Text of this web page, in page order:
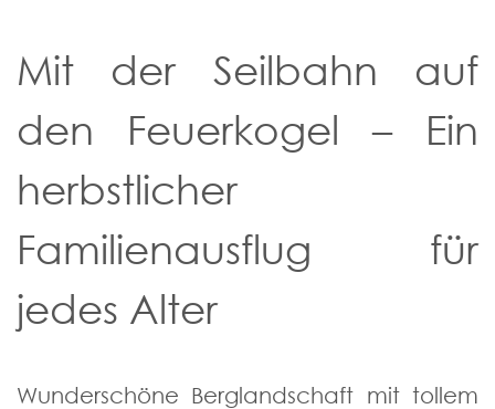
Mit der Seilbahn auf
den Feuerkogel – Ein
herbstlicher
Familienausflug für
jedes Alter
Wunderschöne Berglandschaft mit tollem